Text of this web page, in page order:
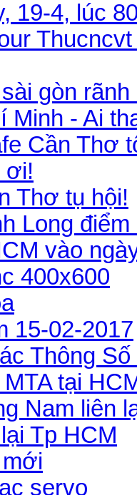
19-4, lúc
gòn
Minh - Ai
Cần Thơ
ơi!
Thơ tụ hội!
Long điểm
vào
400x600
15-02-2017
Thông
tại
Nam liên
Tp HCM
servo